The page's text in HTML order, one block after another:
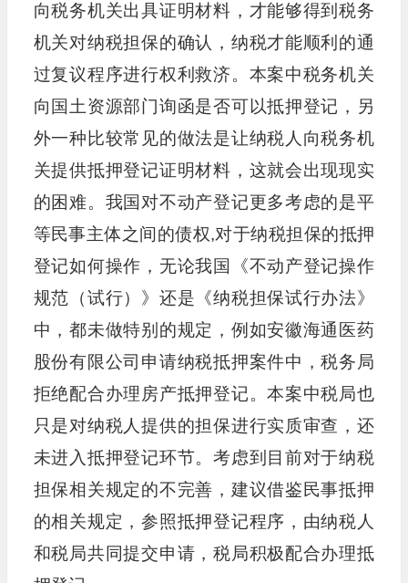
向税务机关出具证明材料，才能够得到税务
机关对纳税担保的确认，纳税才能顺利的通
过复议程序进行权利救济。本案中税务机关
向国土资源部门询函是否可以抵押登记，另
外一种比较常见的做法是让纳税人向税务机
关提供抵押登记证明材料，这就会出现现实
的困难。我国对不动产登记更多考虑的是平
等民事主体之间的债权,对于纳税担保的抵押
登记如何操作，无论我国《不动产登记操作
规范（试行）》还是《纳税担保试行办法》
中，都未做特别的规定，例如安徽海通医药
股份有限公司申请纳税抵押案件中，税务局
拒绝配合办理房产抵押登记。本案中税局也
只是对纳税人提供的担保进行实质审查，还
未进入抵押登记环节。考虑到目前对于纳税
担保相关规定的不完善，建议借鉴民事抵押
的相关规定，参照抵押登记程序，由纳税人
和税局共同提交申请，税局积极配合办理抵